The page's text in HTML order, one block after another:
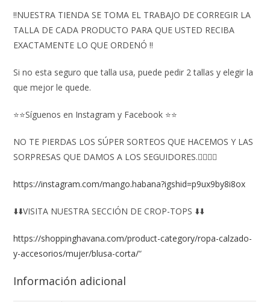
‼️NUESTRA TIENDA SE TOMA EL TRABAJO DE CORREGIR LA
TALLA DE CADA PRODUCTO PARA QUE USTED RECIBA
EXACTAMENTE LO QUE ORDENÓ ‼️
Si no esta seguro que talla usa, puede pedir 2 tallas y elegir la
que mejor le quede.
⭐⭐Síguenos en Instagram y Facebook ⭐⭐
NO TE PIERDAS LOS SÚPER SORTEOS QUE HACEMOS Y LAS
SORPRESAS QUE DAMOS A LOS SEGUIDORES.👇🏻👇🏻
https://instagram.com/mango.habana?igshid=p9ux9by8i8ox
⬇️⬇️VISITA NUESTRA SECCIÓN DE CROP-TOPS ⬇️⬇️
https://shoppinghavana.com/product-category/ropa-calzado-
y-accesorios/mujer/blusa-corta/“
Información adicional